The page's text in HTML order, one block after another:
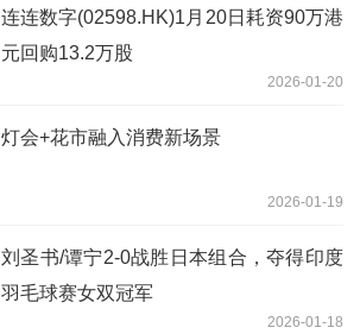
连连数字(02598.HK)1月20日耗资90万港
元回购13.2万股
2026-01-20
灯会+花市融入消费新场景
2026-01-19
刘圣书/谭宁2-0战胜日本组合，夺得印度
羽毛球赛女双冠军
2026-01-18